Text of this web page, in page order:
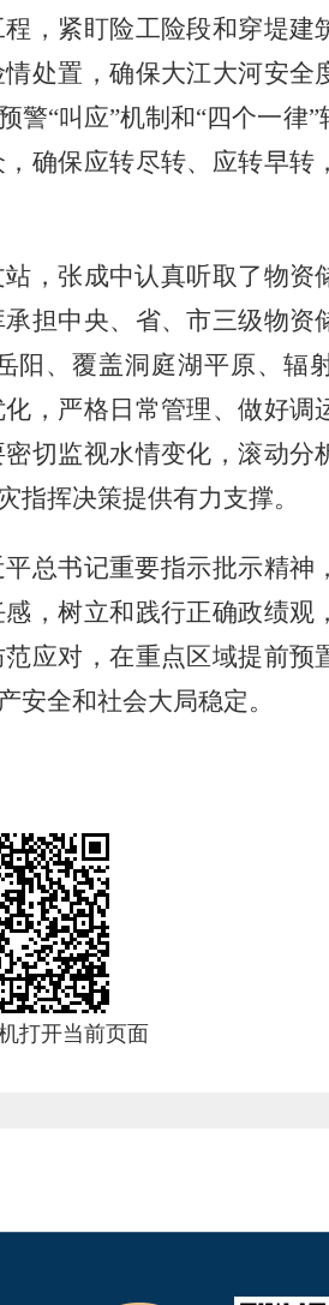
，紧盯险工险段和穿堤建
处置，确保大江大河安全
警“叫应”机制和“四个一律
确保应转尽转、应转早转
，张成中认真听取了物资
担中央、省、市三级物资
阳、覆盖洞庭湖平原、辐
，严格日常管理、做好调
切监视水情变化，滚动分
指挥决策提供有力支撑。
总书记重要指示批示精神
，树立和践行正确政绩观
应对，在重点区域提前预
安全和社会大局稳定。
打开当前页面